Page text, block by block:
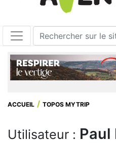
ACCUEIL TOPOS MYTRIP
Utilisateur : Paul